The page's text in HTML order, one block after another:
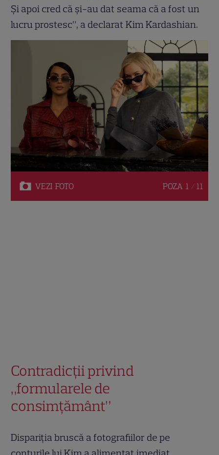
Și apoi cred că și-au dat seama că a fost un
lucru prostesc”, a declarat Kim Kardashian.
VEZI FOTO POZA 1 / 11
Contradicții privind
„formularele de
consimțământ”
Dispariția bruscă a fotografiilor de pe